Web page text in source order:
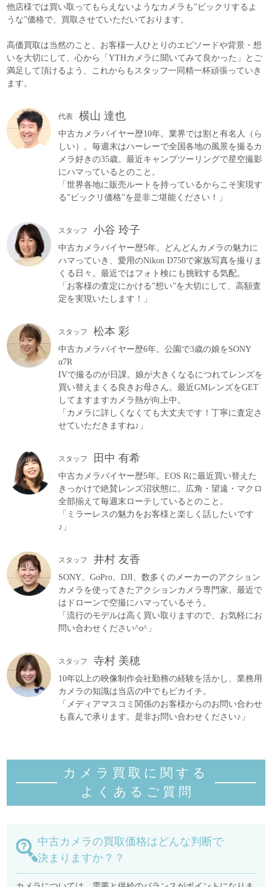
他店様では買い取ってもらえないようなカメラも”ビックリするよ
うな”価格で、買取させていただいております。
高価買取は当然のこと、お客様一人ひとりのエピソードや背景・想
いを大切にして、心から「YTHカメラに聞いてみて良かった」とご
満足して頂けるよう、これからもスタッフ一同精一杯頑張っていき
ます。
代表 横山 達也
中古カメラバイヤー歴10年。業界では割と有名人（ら
しい）。毎週末はハーレーで全国各地の風景を撮るカ
メラ好きの35歳。最近キャンプツーリングで星空撮影
にハマっているとのこと。
「世界各地に販売ルートを持っているからこそ実現す
る”ビックリ価格”を是非ご堪能ください！」
スタッフ 小谷 玲子
中古カメラバイヤー歴5年。どんどんカメラの魅力に
ハマっていき、愛用のNikon D750で家族写真を撮りま
くる日々。最近ではフォト検にも挑戦する気配。
「お客様の査定にかける”想い”を大切にして、高額査
定を実現いたします！」
スタッフ 松本 彩
中古カメラバイヤー歴6年。公園で3歳の娘をSONY
α7R
IVで撮るのが日課。娘が大きくなるにつれてレンズを
買い替えまくる良きお母さん。最近GMレンズをGET
してますますカメラ熱が向上中。
「カメラに詳しくなくても大丈夫です！丁寧に査定さ
せていただきますね♪」
スタッフ 田中 有希
中古カメラバイヤー歴5年。EOS Rに最近買い替えた
きっかけで絶賛レンズ沼状態に。広角・望遠・マクロ
全部揃えて毎週末ローテしているとのこと。
「ミラーレスの魅力をお客様と楽しく話したいです
♪」
スタッフ 井村 友香
SONY、GoPro、DJI、数多くのメーカーのアクション
カメラを使ってきたアクションカメラ専門家。最近で
はドローンで空撮にハマっているそう。
「流行のモデルは高く買い取りますので、お気軽にお
問い合わせください^o^」
スタッフ 寺村 美穂
10年以上の映像制作会社勤務の経験を活かし、業務用
カメラの知識は当店の中でもピカイチ。
「メディアマスコミ関係のお客様からのお問い合わせ
も喜んで承ります。是非お問い合わせください♪」
カメラ買取に関する
よくあるご質 問
中古カメラの買取価格はどんな判断で
決まりますか？？